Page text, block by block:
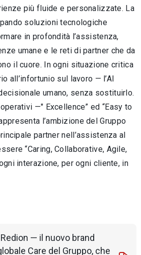
più fluide e personalizzate. La
soluzioni tecnologiche
in profondità l’assistenza,
umane e le reti di partner che da
il cuore. In ogni situazione critica
all’infortunio sul lavoro — l’AI
umano, senza sostituirlo.
—" Excellence” ed “Easy to
l’ambizione del Gruppo
partner nell’assistenza al
“Caring, Collaborative, Agile,
interazione, per ogni cliente, in
— il nuovo brand
Care del Gruppo, che